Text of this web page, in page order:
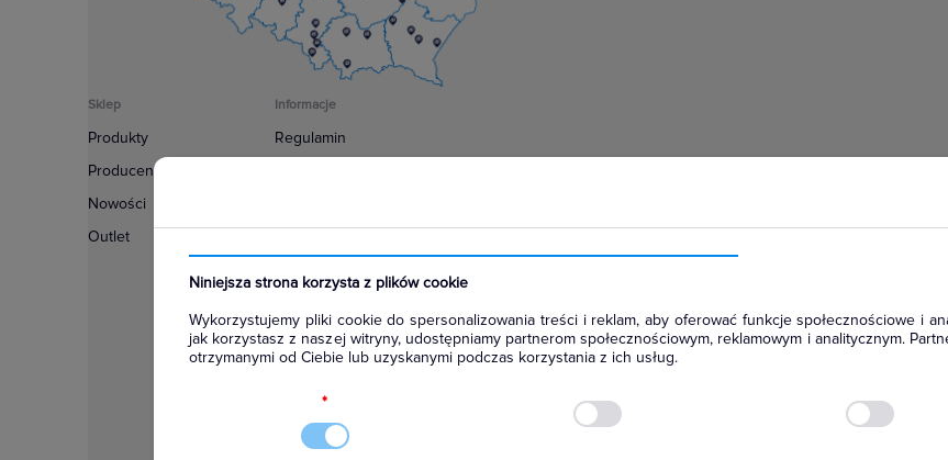
Niniejsza strona korzysta z plików cookie
Wykorzystujemy pliki cookie do spersonalizowania treści i reklam, aby oferować funkcje społecznościowe i
jak korzystasz z naszej witryny, udostępniamy partnerom społecznościowym, reklamowym i analitycznym.
otrzymanymi od Ciebie lub uzyskanymi podczas korzystania z ich usług.
*
Sklep
Produkty
Producenci
Nowości
Outlet
Informacje
Regulamin
Konfiguratory
Najczęściej zadawane pytania